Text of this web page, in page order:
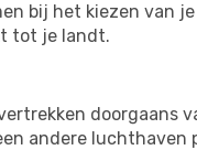
bij het kiezen van
tot je landt.
andere